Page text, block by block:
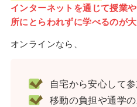
インターネットを通じて授業
所にとらわれずに学べるのが
オンラインなら、
自宅から安心して
移動の負担や通学